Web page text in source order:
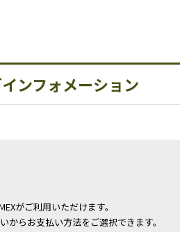
ンフォメーション
がご利用いただけます。
からお支払い方法をご選択できます。